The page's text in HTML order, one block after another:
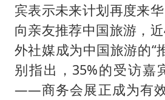
宾表示未来计划再度来
向亲友推荐中国旅游，
外社媒成为中国旅游的“
别指出，35%的受访嘉
——商务会展正成为有